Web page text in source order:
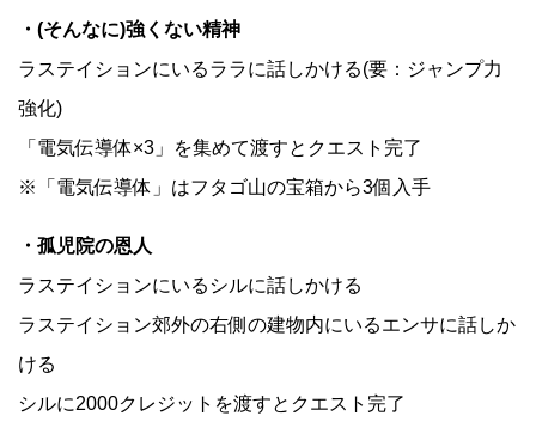
・(そんなに)強くない精神
ラステイションにいるララに話しかける(要：ジャンプ力
強化)
「電気伝導体×3」を集めて渡すとクエスト完了
※「電気伝導体」はフタゴ山の宝箱から3個入手
・孤児院の恩人
ラステイションにいるシルに話しかける
ラステイション郊外の右側の建物内にいるエンサに話しか
ける
シルに2000クレジットを渡すとクエスト完了